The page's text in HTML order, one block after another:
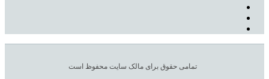
تمامی حقوق برای مالک سایت محفوظ است